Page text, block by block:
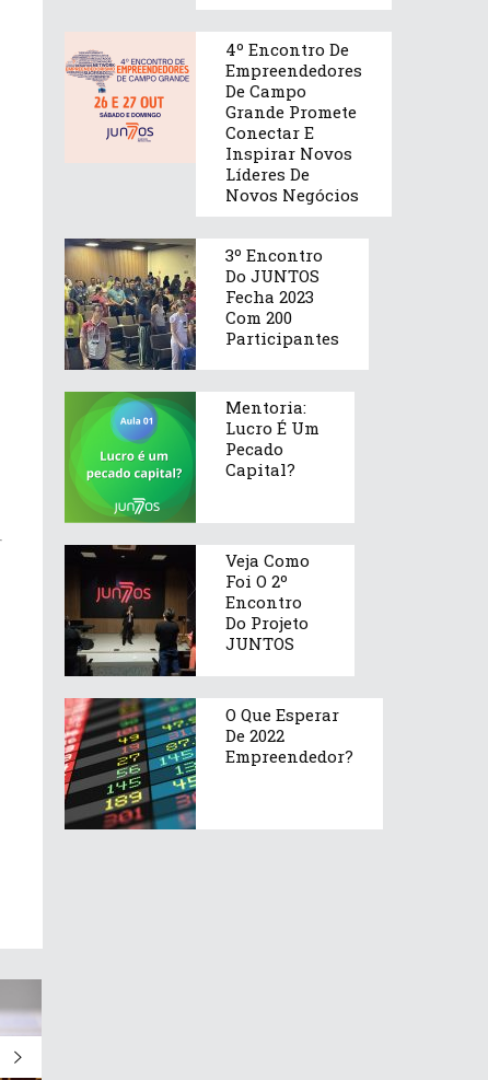
4º Encontro De
Empreendedores
De Campo
Grande Promete
Conectar E
Inspirar Novos
Líderes De
Novos Negócios
3º Encontro
Do JUNTOS
Fecha 2023
Com 200
Participantes
Mentoria:
Lucro É Um
Pecado
Capital?
Veja Como
Foi O 2º
Encontro
Do Projeto
JUNTOS
O Que Esperar
De 2022
Empreendedor?